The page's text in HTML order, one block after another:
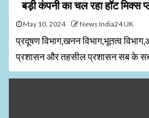
बड़ी कंपनी का चल रहा हॉट मिक्स
May 10, 2024 News India24 UK
प्रदूषण विभाग,खनन विभाग,भूतत्व
प्रशासन और तहसील प्रशासन सब के